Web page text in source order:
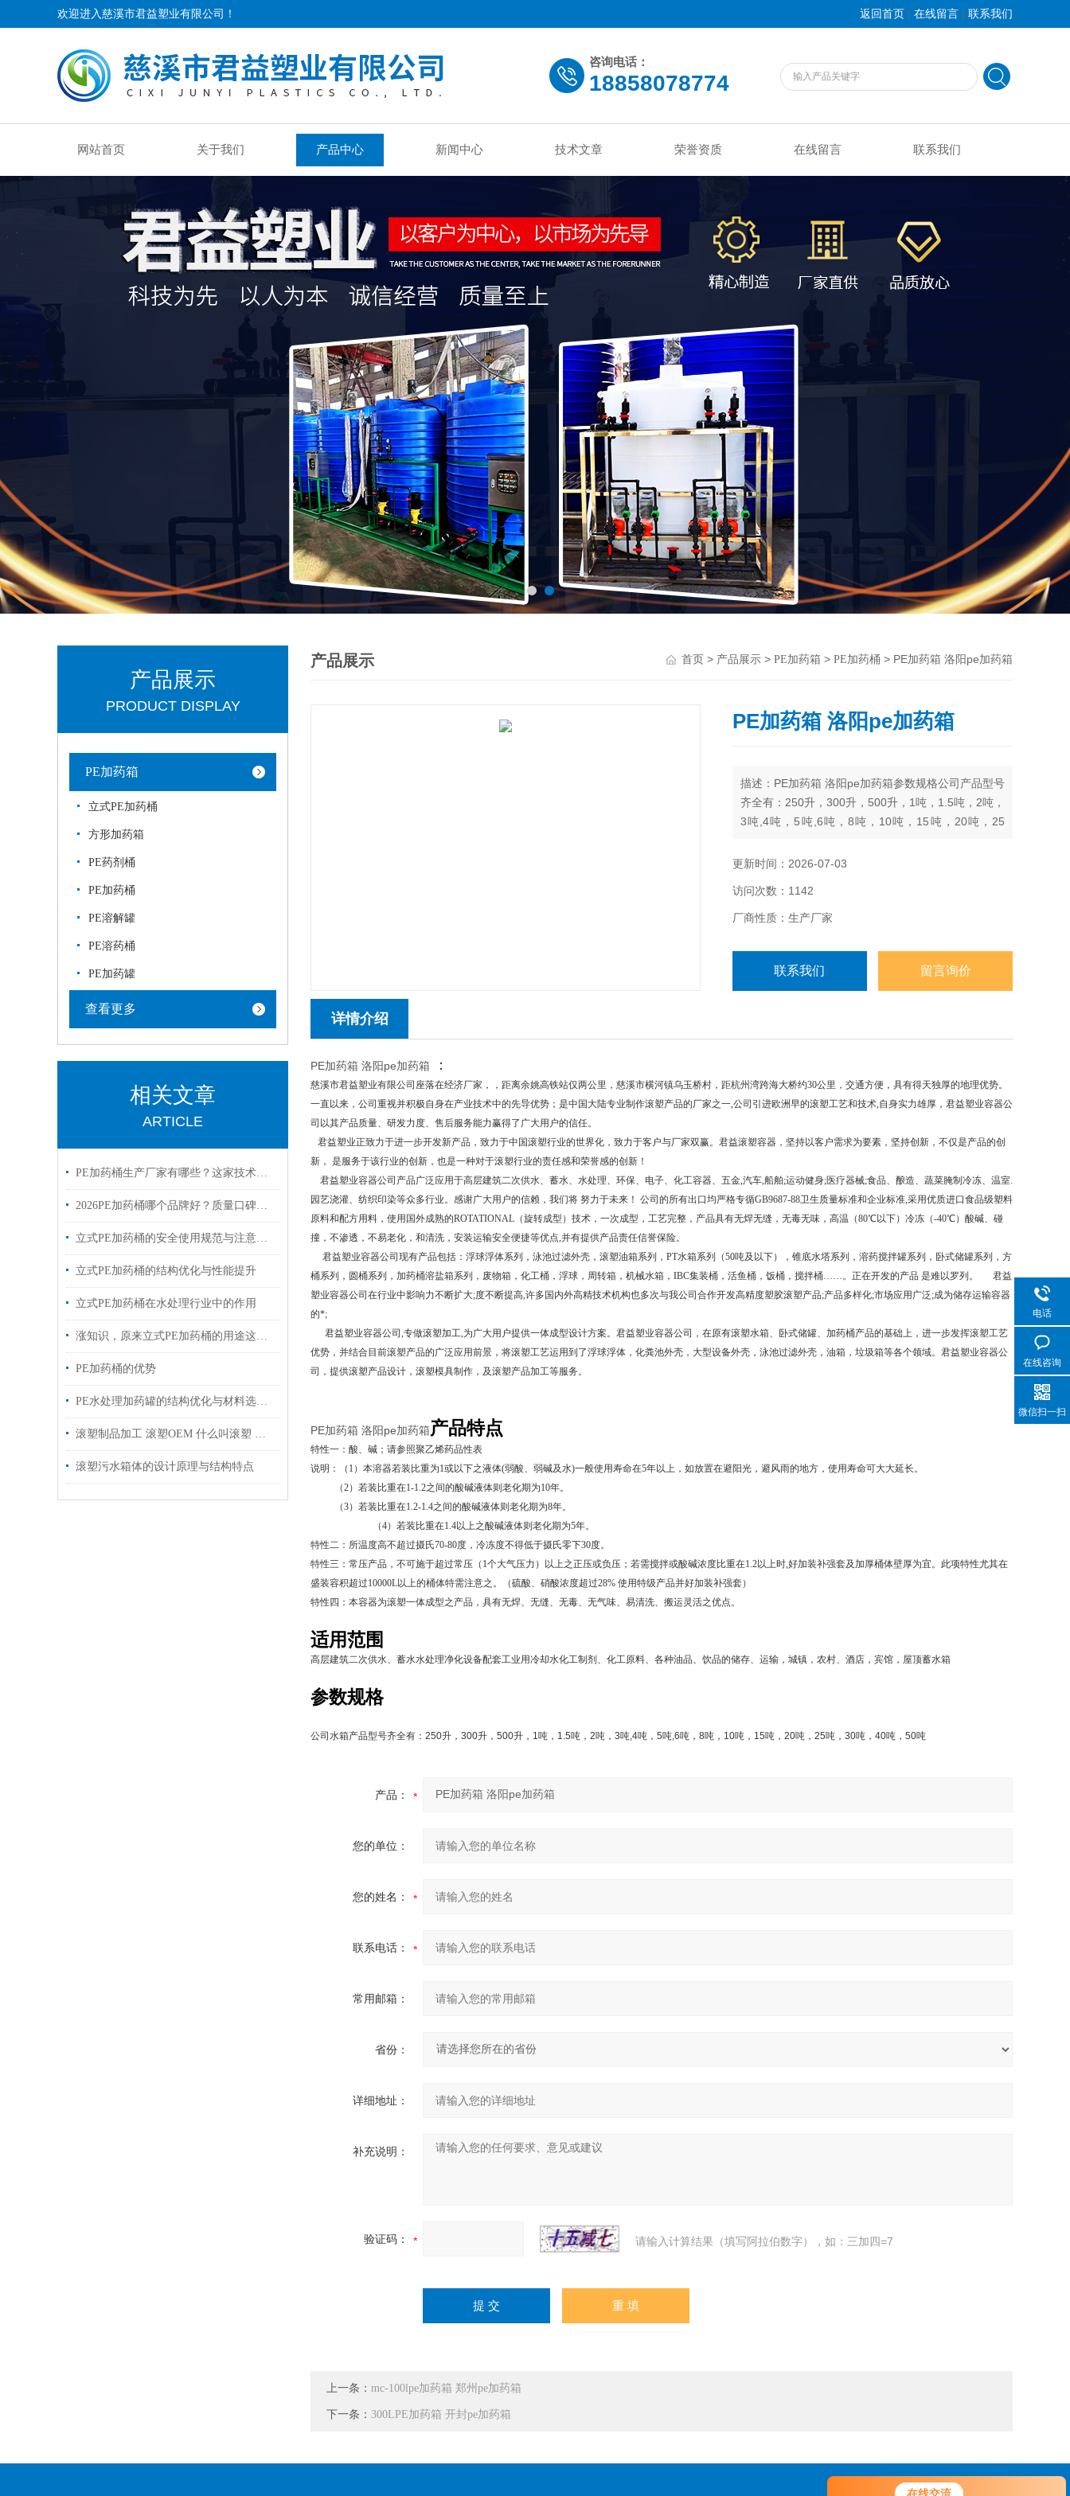
欢迎进入慈溪市君益塑业有限公司！ 返回首页 | 在线留言 | 联系我们
咨询电话：
18858078774
网站首页 关于我们 产品中心 新闻中心 技术文章 荣誉资质 在线留言 联系我们
产品展示
PRODUCT DISPLAY
PE加药箱
立式PE加药桶
方形加药箱
PE药剂桶
PE加药桶
PE溶解罐
PE溶药桶
PE加药罐
查看更多
相关文章
ARTICLE
PE加药桶生产厂家有哪些？这家技术强、可定制、交货快
2026PE加药桶哪个品牌好？质量口碑、技术实力、性价比全面解析
立式PE加药桶的安全使用规范与注意事项
立式PE加药桶的结构优化与性能提升
立式PE加药桶在水处理行业中的作用
涨知识，原来立式PE加药桶的用途这么多
PE加药桶的优势
PE水处理加药罐的结构优化与材料选择分析
滚塑制品加工 滚塑OEM 什么叫滚塑 滚塑产品优点
滚塑污水箱体的设计原理与结构特点
产品展示 首页 > 产品展示 > PE加药箱 > PE加药桶 > PE加药箱 洛阳pe加药箱
PE加药箱 洛阳pe加药箱
描述：PE加药箱 洛阳pe加药箱参数规格公司产品型号
齐全有：250升，300升，500升，1吨，1.5吨，2吨，
3吨,4吨，5吨,6吨，8吨，10吨，15吨，20吨，25
更新时间：2026-07-03
访问次数：1142
厂商性质：生产厂家
联系我们 留言询价
详情介绍
PE加药箱 洛阳pe加药箱 ：
慈溪市君益塑业有限公司座落在经济厂家，，距离余姚高铁站仅两公里，慈溪市横河镇乌玉桥村，距杭州湾跨海大桥约30公里，交通方便，具有得天独厚的地理优势。
一直以来，公司重视并积极自身在产业技术中的先导优势；是中国大陆专业制作滚塑产品的厂家之一,公司引进欧洲早的滚塑工艺和技术,自身实力雄厚，君益塑业容器公
司以其产品质量、研发力度、售后服务能力赢得了广大用户的信任。
君益塑业正致力于进一步开发新产品，致力于中国滚塑行业的世界化，致力于客户与厂家双赢。君益滚塑容器，坚持以客户需求为要素，坚持创新，不仅是产品的创
新， 是服务于该行业的创新，也是一种对于滚塑行业的责任感和荣誉感的创新！
君益塑业容器公司产品广泛应用于高层建筑二次供水、蓄水、水处理、环保、电子、化工容器、五金,汽车,船舶;运动健身;医疗器械;食品、酿造、蔬菜腌制冷冻、温室.
园艺浇灌、纺织印染等众多行业。感谢广大用户的信赖，我们将 努力于未来！ 公司的所有出口均严格专循GB9687-88卫生质量标准和企业标准,采用优质进口食品级塑料
原料和配方用料，使用国外成熟的ROTATIONAL（旋转成型）技术，一次成型，工艺完整，产品具有无焊无缝，无毒无味，高温（80℃以下）冷冻（-40℃）酸碱、碰
撞，不渗透，不易老化，和清洗，安装运输安全便捷等优点,并有提供产品责任信誉保险。
君益塑业容器公司现有产品包括：浮球浮体系列，泳池过滤外壳，滚塑油箱系列，PT水箱系列（50吨及以下），锥底水塔系列，溶药搅拌罐系列，卧式储罐系列，方
桶系列，圆桶系列，加药桶溶盐箱系列，废物箱，化工桶，浮球，周转箱，机械水箱，IBC集装桶，活鱼桶，饭桶，搅拌桶……。正在开发的产品 是难以罗列。 君益
塑业容器公司在行业中影响力不断扩大;度不断提高,许多国内外高精技术机构也多次与我公司合作开发高精度塑胶滚塑产品;产品多样化;市场应用广泛;成为储存运输容器
的*;
君益塑业容器公司,专做滚塑加工,为广大用户提供一体成型设计方案。君益塑业容器公司，在原有滚塑水箱、卧式储罐、加药桶产品的基础上，进一步发挥滚塑工艺
优势，并结合目前滚塑产品的广泛应用前景，将滚塑工艺运用到了浮球浮体，化粪池外壳，大型设备外壳，泳池过滤外壳，油箱，垃圾箱等各个领域。君益塑业容器公
司，提供滚塑产品设计，滚塑模具制作，及滚塑产品加工等服务。
PE加药箱 洛阳pe加药箱产品特点
特性一：酸、碱；请参照聚乙烯药品性表
说明：（1）本溶器若装比重为1或以下之液体(弱酸、弱碱及水)一般使用寿命在5年以上，如放置在避阳光，避风雨的地方，使用寿命可大大延长。
（2）若装比重在1-1.2之间的酸碱液体则老化期为10年。
（3）若装比重在1.2-1.4之间的酸碱液体则老化期为8年。
（4）若装比重在1.4以上之酸碱液体则老化期为5年。
特性二：所温度高不超过摄氏70-80度，冷冻度不得低于摄氏零下30度。
特性三：常压产品，不可施于超过常压（1个大气压力）以上之正压或负压；若需搅拌或酸碱浓度比重在1.2以上时,好加装补强套及加厚桶体壁厚为宜。此项特性尤其在
盛装容积超过10000L以上的桶体特需注意之。（硫酸、硝酸浓度超过28% 使用特级产品并好加装补强套）
特性四：本容器为滚塑一体成型之产品，具有无焊、无缝、无毒、无气味、易清洗、搬运灵活之优点。
适用范围
高层建筑二次供水、蓄水水处理净化设备配套工业用冷却水化工制剂、化工原料、各种油品、饮品的储存、运输，城镇，农村、酒店，宾馆，屋顶蓄水箱
参数规格
公司水箱产品型号齐全有： 250升， 300升， 500升， 1吨， 1.5吨， 2吨， 3吨,4吨， 5吨,6吨， 8吨， 10吨， 15吨， 20吨， 25吨， 30吨， 40吨， 50吨
产品：
您的单位：
您的姓名：
联系电话：
常用邮箱：
省份：
详细地址：
补充说明：
验证码： 请输入计算结果（填写阿拉伯数字），如：三加四=7
上一条： mc-100lpe加药箱 郑州pe加药箱
下一条： 300LPE加药箱 开封pe加药箱
电话
在线咨询
微信扫一扫